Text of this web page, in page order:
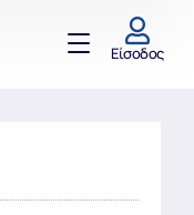
Είσοδος